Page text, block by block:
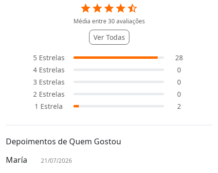
starstarstarstarstar_half
Média entre 30avaliações
Ver Todas
5 Estrelas
28
4 Estrelas
0
3 Estrelas
0
2 Estrelas
0
1 Estrela 2
Depoimentos de Quem Gostou
María
21/07/2026